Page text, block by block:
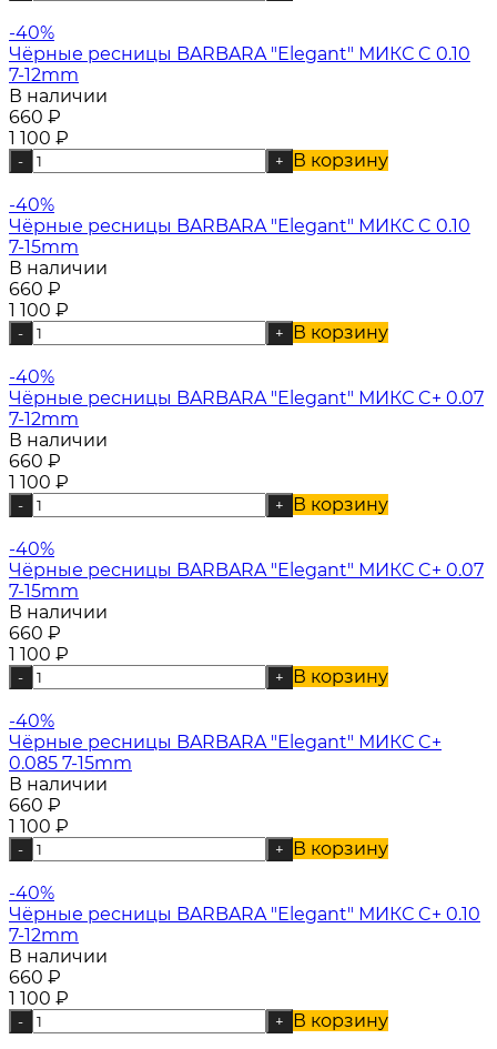
-40%
Чёрные ресницы BARBARA "Elegant" МИКС C 0.10
7-12mm
В наличии
660 ₽
1 100 ₽
- + В корзину
-40%
Чёрные ресницы BARBARA "Elegant" МИКС C 0.10
7-15mm
В наличии
660 ₽
1 100 ₽
- + В корзину
-40%
Чёрные ресницы BARBARA "Elegant" МИКС C+ 0.07
7-12mm
В наличии
660 ₽
1 100 ₽
- + В корзину
-40%
Чёрные ресницы BARBARA "Elegant" МИКС C+ 0.07
7-15mm
В наличии
660 ₽
1 100 ₽
- + В корзину
-40%
Чёрные ресницы BARBARA "Elegant" МИКС C+
0.085 7-15mm
В наличии
660 ₽
1 100 ₽
- + В корзину
-40%
Чёрные ресницы BARBARA "Elegant" МИКС C+ 0.10
7-12mm
В наличии
660 ₽
1 100 ₽
- + В корзину